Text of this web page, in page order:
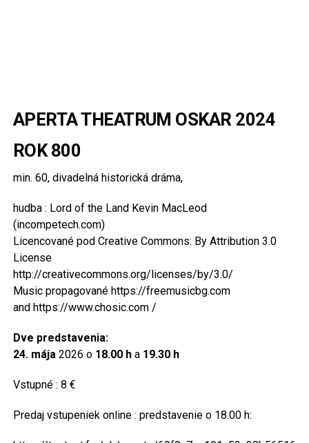
APERTA THEATRUM OSKAR 2024
ROK 800
min. 60, divadelná historická dráma,
hudba : Lord of the Land Kevin MacLeod
(incompetech.com)
Licencované pod Creative Commons: By Attribution 3.0
License
http://creativecommons.org/licenses/by/3.0/
Music propagované https://freemusicbg.com
and https://www.chosic.com /
Dve predstavenia:
24. mája2026 o 18.00 ha 19.30 h
Vstupné : 8 €
Predaj vstupeniek online : predstavenie o 18.00 h: